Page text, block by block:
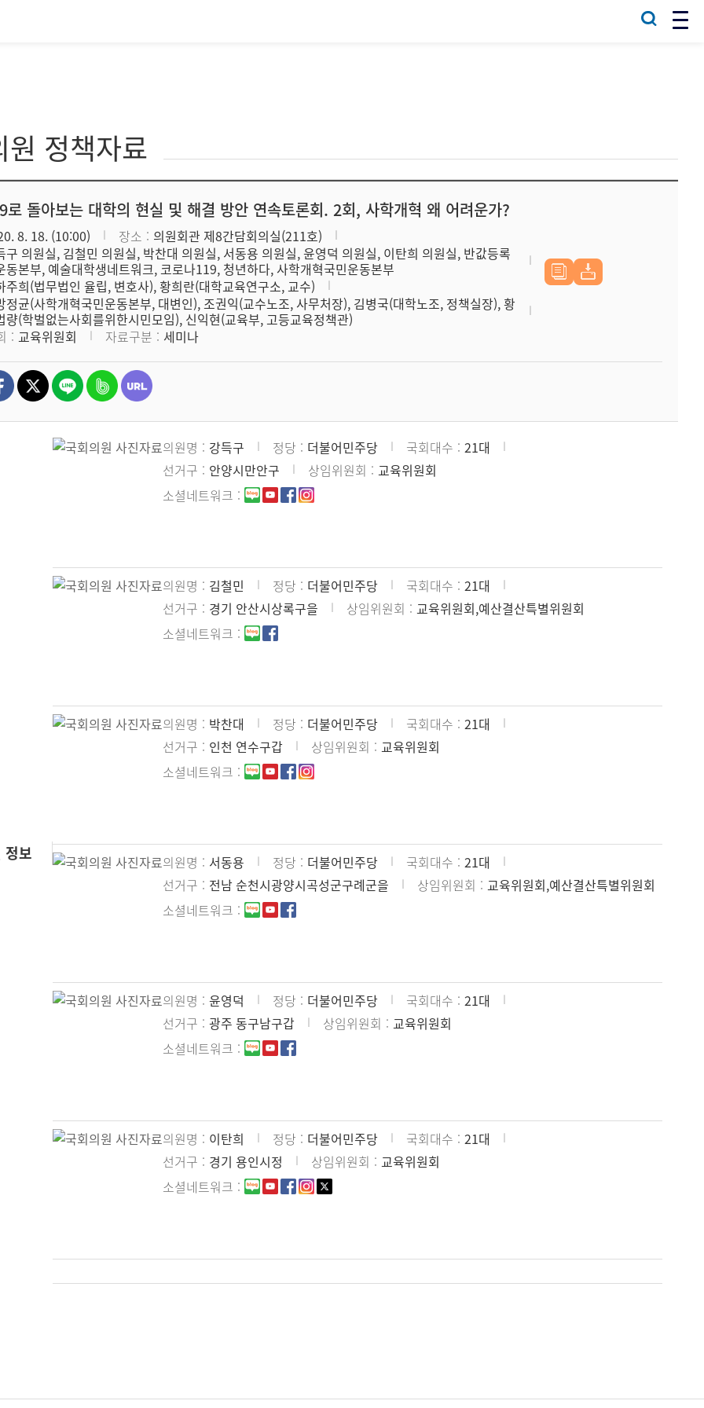
원 정책자료
로 돌아보는 대학의 현실 및 해결 방안 연속토론회. 2회, 사학개혁 왜 어려운가?
8. 18. (10:00) 장소
의원회관 제8간담회의실(211호)
구 의원실, 김철민 의원실, 박찬대 의원실, 서동용 의원실, 윤영덕 의원실, 이탄희 의원실, 반값등록
동본부, 예술대학생네트워크, 코로나119, 청년하다, 사학개혁국민운동본부
주희(법무법인 율립, 변호사), 황희란(대학교육연구소, 교수)
정균(사학개혁국민운동본부, 대변인), 조권익(교수노조, 사무처장), 김병국(대학노조, 정책실장), 황
량(학벌없는사회를위한시민모임), 신익현(교육부, 고등교육정책관)
교육위원회 자료구분 세미나
정보
의원명 강득구 정당 더불어민주당 국회대수
21대
선거구
안양시만안구 상임위원회
교육위원회
소셜네트워크
의원명 김철민 정당 더불어민주당 국회대수
21대
선거구
경기 안산시상록구을 상임위원회
교육위원회,예산결산특별위원회
소셜네트워크
의원명 박찬대 정당 더불어민주당 국회대수
21대
선거구
인천 연수구갑 상임위원회
교육위원회
소셜네트워크
의원명 서동용 정당 더불어민주당 국회대수
21대
선거구
전남 순천시광양시곡성군구례군을 상임위원회
교육위원회,예산결산특별위원회
소셜네트워크
의원명 윤영덕 정당 더불어민주당 국회대수
21대
선거구
광주 동구남구갑 상임위원회
교육위원회
소셜네트워크
의원명 이탄희 정당 더불어민주당 국회대수
21대
선거구
경기 용인시정 상임위원회
교육위원회
소셜네트워크